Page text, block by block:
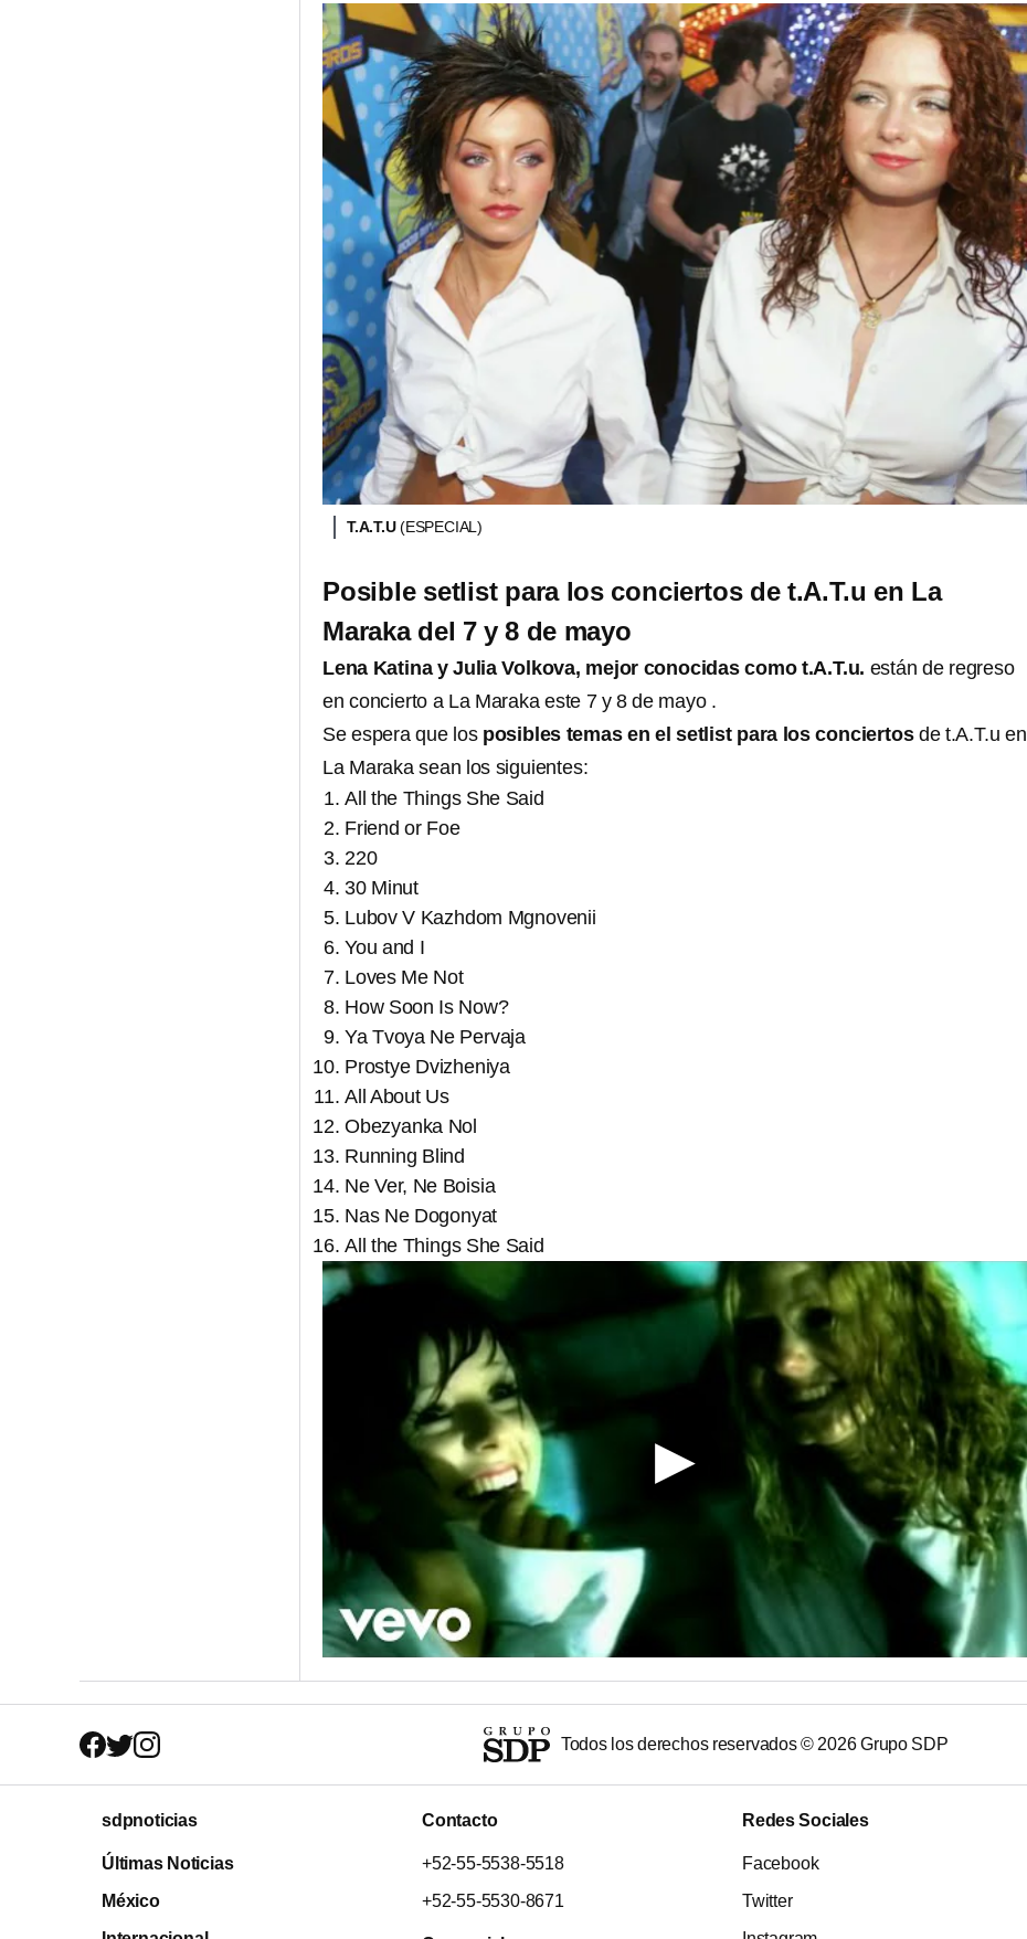
T.A.T.U(ESPECIAL)
Posible setlist para los conciertos de t.A.T.u en La
Maraka del 7 y 8 de mayo
Lena Katina y Julia Volkova, mejor conocidas como t.A.T.u. están de regreso
en concierto a La Maraka este 7 y 8 de mayo .
Se espera que los posibles temas en el setlist para los conciertosde t.A.T.u en
La Maraka sean los siguientes:
All the Things She Said
Friend or Foe
220
30 Minut
Lubov V Kazhdom Mgnovenii
You and I
Loves Me Not
How Soon Is Now?
Ya Tvoya Ne Pervaja
Prostye Dvizheniya
All About Us
Obezyanka Nol
Running Blind
Ne Ver, Ne Boisia
Nas Ne Dogonyat
All the Things She Said
Todos los derechos reservados © 2026Grupo SDP
sdpnoticias
Últimas Noticias
México
Contacto
+52-55-5538-5518
+52-55-5530-8671
Redes Sociales
Facebook
Twitter